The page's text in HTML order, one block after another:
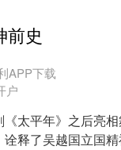
前史
APP下载
户
太平年》之后亮
释了吴越国立国精